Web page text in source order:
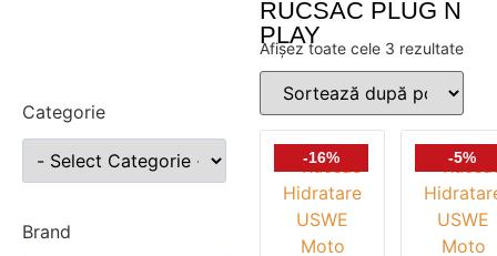
Categorie
Brand
RUCSAC PLUG N
PLAY
Afișez toate cele 3 rezultate
-16% -5%